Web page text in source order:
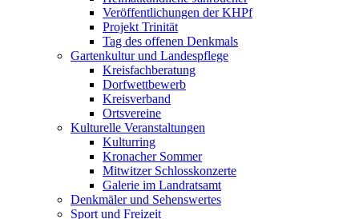
Veröffentlichungen der KHPf
Projekt Trinität
Tag des offenen Denkmals
Gartenkultur und Landespflege
Kreisfachberatung
Dorfwettbewerb
Kreisverband
Ortsvereine
Kulturelle Veranstaltungen
Kulturring
Kronacher Sommer
Mitwitzer Schlosskonzerte
Galerie im Landratsamt
Denkmäler und Sehenswertes
Sport und Freizeit